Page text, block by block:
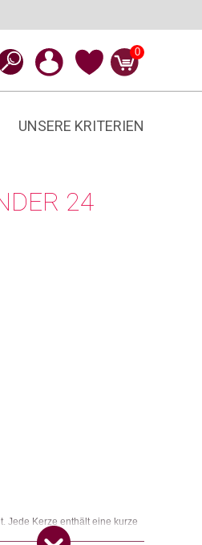
0
UNSERE KRITERIEN
24
Jede Kerze enthält eine kurze
bringt somit Momente der